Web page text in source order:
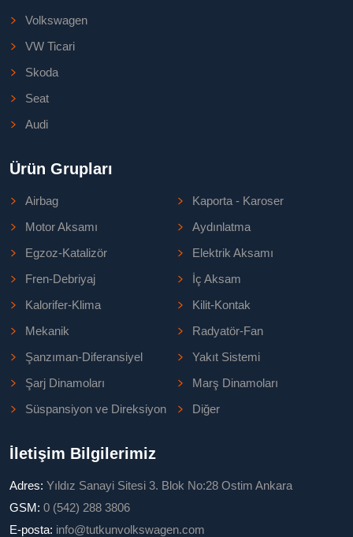
Volkswagen
VW Ticari
Skoda
Seat
Audi
Ürün Grupları
Airbag
Kaporta - Karoser
Motor Aksamı
Aydınlatma
Egzoz-Katalizör
Elektrik Aksamı
Fren-Debriyaj
İç Aksam
Kalorifer-Klima
Kilit-Kontak
Mekanik
Radyatör-Fan
Şanzıman-Diferansiyel
Yakıt Sistemi
Şarj Dinamoları
Marş Dinamoları
Süspansiyon ve Direksiyon
Diğer
İletişim Bilgilerimiz
Adres: Yıldız Sanayi Sitesi 3. Blok No:28 Ostim Ankara
GSM: 0 (542) 288 3806
E-posta: info@tutkunvolkswagen.com